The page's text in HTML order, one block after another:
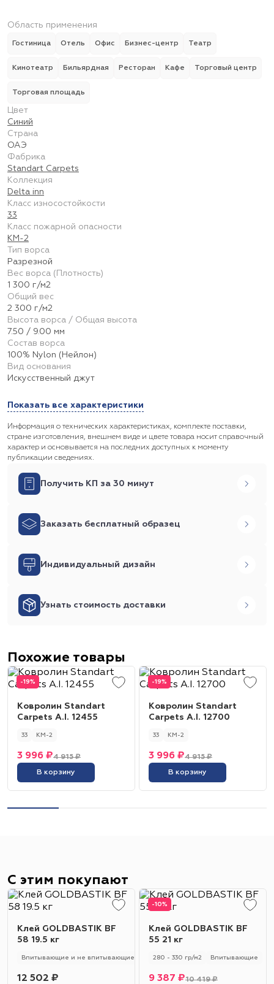
Область применения
Гостиница Отель Офис Бизнес-центр Театр
Кинотеатр Бильярдная Ресторан Кафе Торговый центр
Торговая площадь
Цвет
Синий
Страна
ОАЭ
Фабрика
Standart Carpets
Коллекция
Delta inn
Класс износостойкости
33
Класс пожарной опасности
КМ-2
Тип ворса
Разрезной
Вес ворса (Плотность)
1 300 г/м2
Общий вес
2 300 г/м2
Высота ворса / Общая высота
7.50 / 9.00 мм
Состав ворса
100% Nylon (Нейлон)
Вид основания
Искусственный джут
Показать все характеристики
Информация о технических характеристиках, комплекте поставки,
стране изготовления, внешнем виде и цвете товара носит справочный
характер и основывается на последних доступных к моменту
публикации сведениях.
Получить КП за 30 минут
Заказать бесплатный образец
Индивидуальный дизайн
Узнать стоимость доставки
Похожие товары
-19%
Ковролин Standart
Carpets A.I. 12455
33 КМ-2
4 915 ₽
3 996 ₽
В корзину
-19%
Ковролин Standart
Carpets A.I. 12700
33 КМ-2
4 915 ₽
3 996 ₽
В корзину
С этим покупают
Клей GOLDBASTIK BF
58 19.5 кг
Впитывающие и не впитывающие 250 - 280 гр/м2 Универсальный
12 502 ₽
-10%
Клей GOLDBASTIK BF
55 21 кг
280 - 330 гр/м2 Впитывающие
10 419 ₽
9 387 ₽